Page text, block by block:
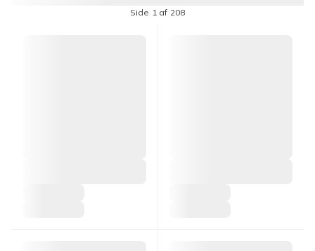
Side 1 af 208